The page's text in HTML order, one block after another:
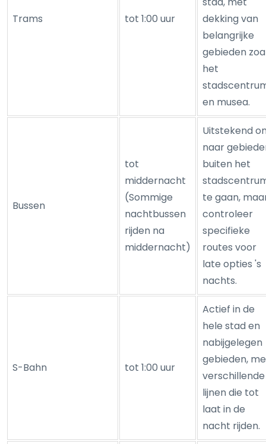
Trams tot 1:00 uur
dekking van
belangrijke
gebieden
het
en musea.
Bussen
tot
middernacht
(Sommige
nachtbussen
rijden na
middernacht)
Uitstekend
naar
buiten het
te gaan,
controleer
specifieke
routes voor
late opties 's
nachts.
S-Bahn tot 1:00 uur
Actief in de
hele stad en
nabijgelegen
gebieden,
verschillende
lijnen die tot
laat in de
nacht rijden.